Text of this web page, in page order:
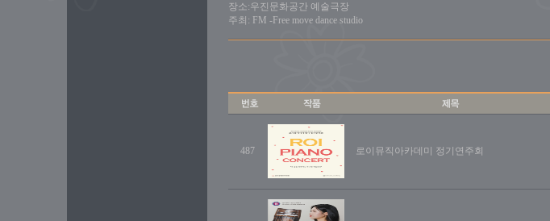
장소:우진문화공간 예술극장
주최: FM -Free move dance studio
487 로이뮤직아카데미 정기연주회